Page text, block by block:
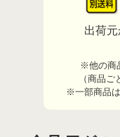
出荷元
※他の商
（商品ご
※一部商品